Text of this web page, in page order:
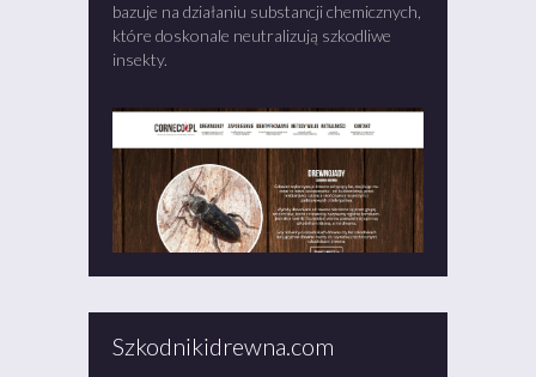
bazuje na działaniu substancji chemicznych,
które doskonale neutralizują szkodliwe
insekty.
Szkodnikidrewna.com